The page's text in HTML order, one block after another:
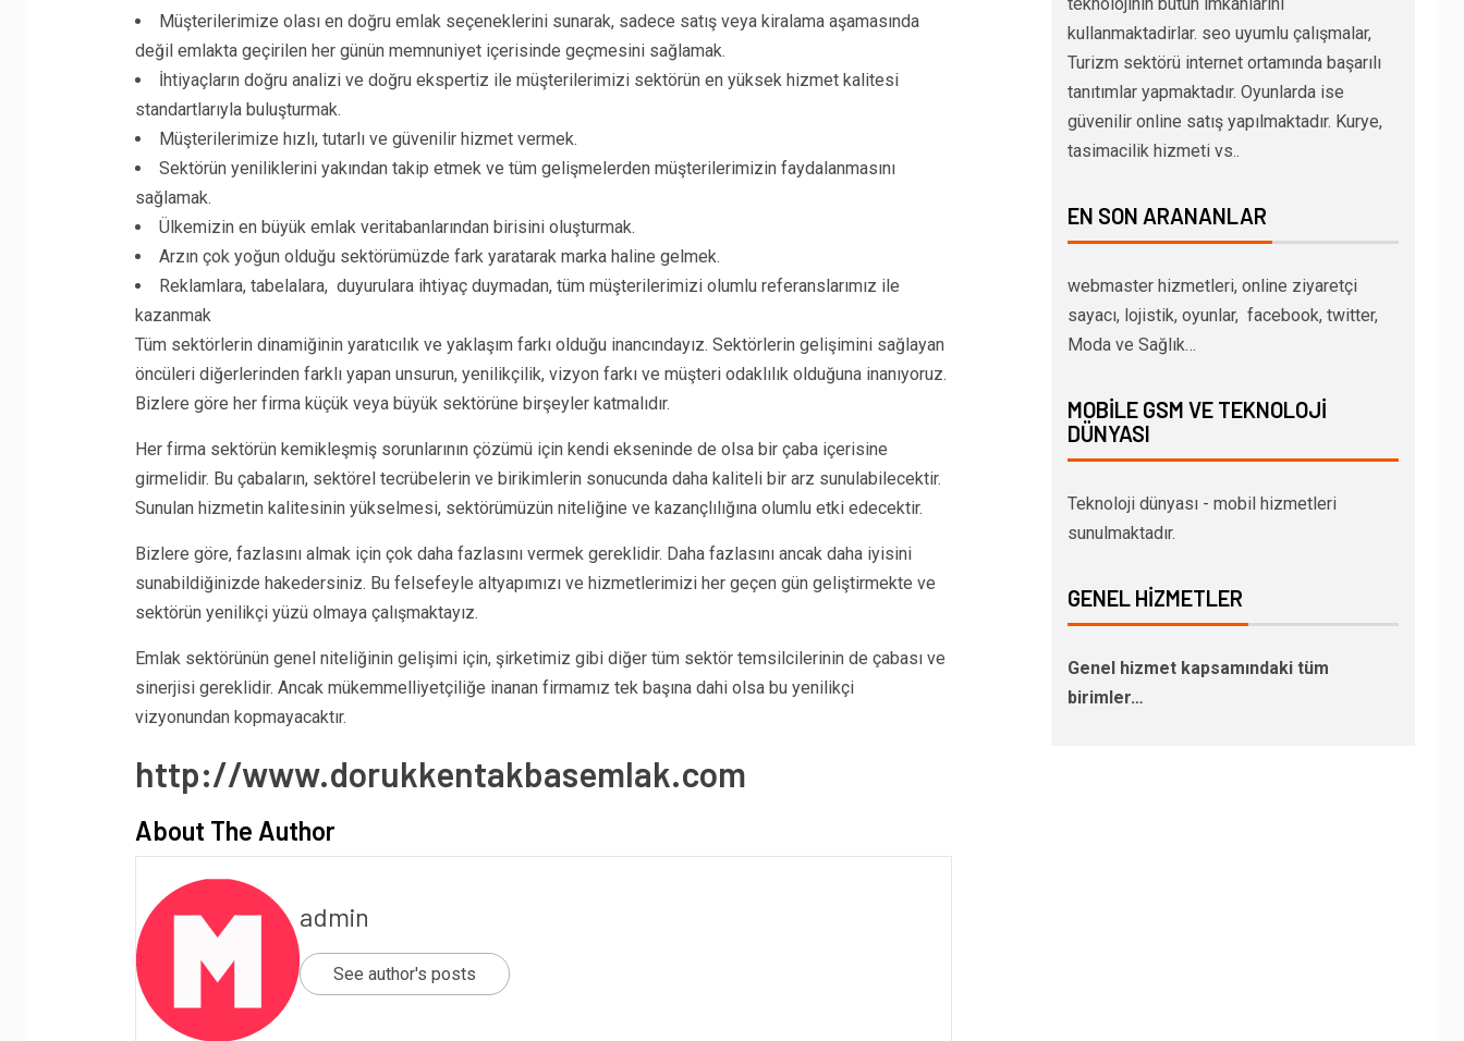
Müşterilerimize olası en doğru emlak seçeneklerini sunarak, sadece satış veya kiralama aşamasında
değil emlakta geçirilen her günün memnuniyet içerisinde geçmesini sağlamak.
İhtiyaçların doğru analizi ve doğru ekspertiz ile müşterilerimizi sektörün en yüksek hizmet kalitesi
standartlarıyla buluşturmak.
Müşterilerimize hızlı, tutarlı ve güvenilir hizmet vermek.
Sektörün yeniliklerini yakından takip etmek ve tüm gelişmelerden müşterilerimizin faydalanmasını
sağlamak.
Ülkemizin en büyük emlak veritabanlarından birisini oluşturmak.
Arzın çok yoğun olduğu sektörümüzde fark yaratarak marka haline gelmek.
Reklamlara, tabelalara, duyurulara ihtiyaç duymadan, tüm müşterilerimizi olumlu referanslarımız ile
kazanmak
Tüm sektörlerin dinamiğinin yaratıcılık ve yaklaşım farkı olduğu inancındayız. Sektörlerin gelişimini sağlayan
öncüleri diğerlerinden farklı yapan unsurun, yenilikçilik, vizyon farkı ve müşteri odaklılık olduğuna inanıyoruz.
Bizlere göre her firma küçük veya büyük sektörüne birşeyler katmalıdır.
Her firma sektörün kemikleşmiş sorunlarının çözümü için kendi ekseninde de olsa bir çaba içerisine
girmelidir. Bu çabaların, sektörel tecrübelerin ve birikimlerin sonucunda daha kaliteli bir arz sunulabilecektir.
Sunulan hizmetin kalitesinin yükselmesi, sektörümüzün niteliğine ve kazançlılığına olumlu etki edecektir.
Bizlere göre, fazlasını almak için çok daha fazlasını vermek gereklidir. Daha fazlasını ancak daha iyisini
sunabildiğinizde hakedersiniz. Bu felsefeyle altyapımızı ve hizmetlerimizi her geçen gün geliştirmekte ve
sektörün yenilikçi yüzü olmaya çalışmaktayız.
Emlak sektörünün genel niteliğinin gelişimi için, şirketimiz gibi diğer tüm sektör temsilcilerinin de çabası ve
sinerjisi gereklidir. Ancak mükemmelliyetçiliğe inanan firmamız tek başına dahi olsa bu yenilikçi
vizyonundan kopmayacaktır.
http://www.dorukkentakbasemlak.com
About The Author
admin
See author's posts
kullanmaktadirlar. seo uyumlu çalışmalar,
Turizm sektörü internet ortamında başarılı
tanıtımlar yapmaktadır. Oyunlarda ise
güvenilir online satış yapılmaktadır. Kurye,
tasimacilik hizmeti vs..
EN SON ARANANLAR
webmaster hizmetleri, online ziyaretçi
sayacı, lojistik, oyunlar, facebook, twitter,
Moda ve Sağlık…
MOBILE GSM VE TEKNOLOJI
DÜNYASI
Teknoloji dünyası - mobil hizmetleri
sunulmaktadır.
GENEL HIZMETLER
Genel hizmet kapsamındaki tüm
birimler…